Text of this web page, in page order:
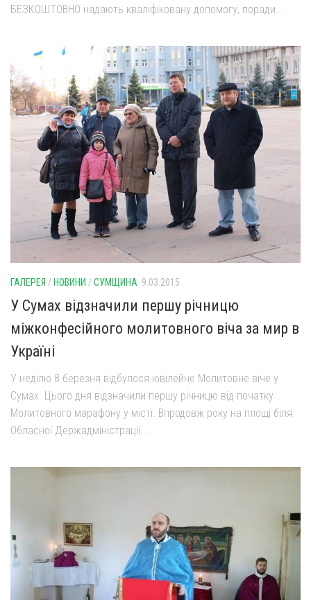
БЕЗКОШТОВНО надають кваліфіковану допомогу, поради...
ГАЛЕРЕЯ / НОВИНИ /СУМЩИНА 9.03.2015
У Сумах відзначили першу річницю
міжконфесійного молитовного віча за мир в
Україні
У неділю 8 березня відбулося ювілейне Молитовне віче у
Сумах. Цього дня відзначили першу річницю від початку
Молитовного марафону у місті. Впродовж року на площі біля
Обласної Держадміністрації...